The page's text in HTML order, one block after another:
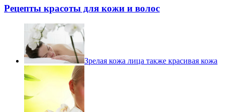
Рецепты красоты для кожи и волос
Зрелая кожа лица также красивая кожа